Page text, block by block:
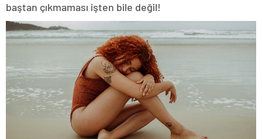
baştan çıkmaması işten bile değil!